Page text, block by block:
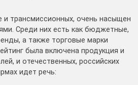
и трансмиссионных, очень насыщен
Среди них есть как бюджетные,
а также торговые марки
была включена продукция и
и отечественных, российских
идет речь: